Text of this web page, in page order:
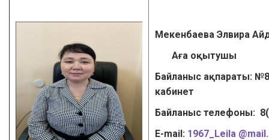
Мекенбаева Элвира
Аға оқытушы
Байланыс ақпараты:
кабинет
Байланыс телефоны:
Е-mail: 1967_Leila